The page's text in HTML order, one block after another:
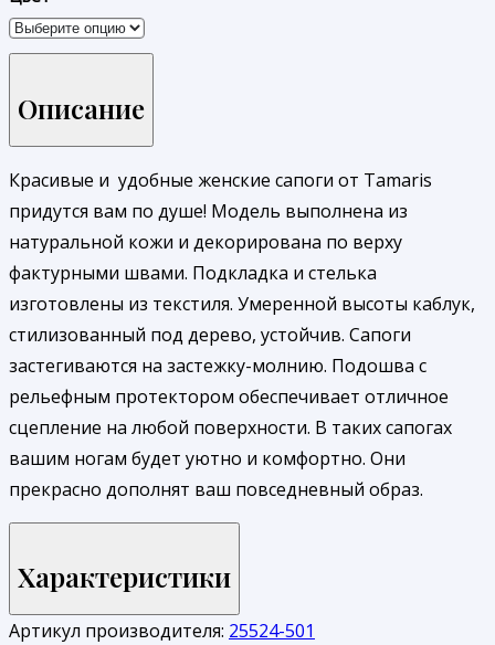
Описание
Красивые и удобные женские сапоги от Tamaris
придутся вам по душе! Модель выполнена из
натуральной кожи и декорирована по верху
фактурными швами. Подкладка и стелька
изготовлены из текстиля. Умеренной высоты каблук,
стилизованный под дерево, устойчив. Сапоги
застегиваются на застежку-молнию. Подошва с
рельефным протектором обеспечивает отличное
сцепление на любой поверхности. В таких сапогах
вашим ногам будет уютно и комфортно. Они
прекрасно дополнят ваш повседневный образ.
Характеристики
Артикул производителя: 25524-501